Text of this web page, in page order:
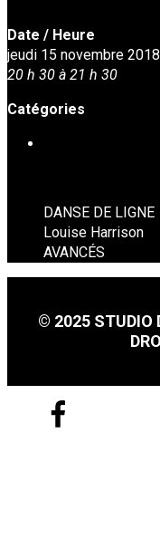
Date / Heure
jeudi 15 novembre 2018
20 h 30 à 21 h 30
Catégories
DANSE DE LIGNE
Louise Harrison
AVANCÉS
© 2025 STUDIO